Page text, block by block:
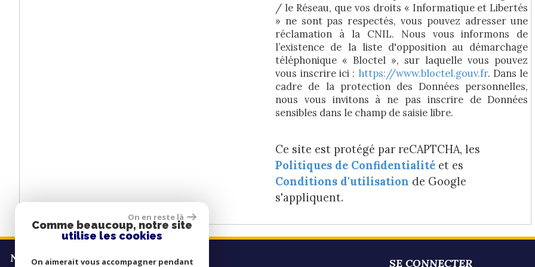
/ le Réseau, que vos droits « Informatique et Libertés
» ne sont pas respectés, vous pouvez adresser une
réclamation à la CNIL. Nous vous informons de
l’existence de la liste d'opposition au démarchage
téléphonique « Bloctel », sur laquelle vous pouvez
vous inscrire ici : https://www.bloctel.gouv.fr. Dans le
cadre de la protection des Données personnelles,
nous vous invitons à ne pas inscrire de Données
sensibles dans le champ de saisie libre.
Ce site est protégé par reCAPTCHA, les
Politiques de Confidentialité et es
Conditions d'utilisation de Google
s'appliquent.
NOS COORDONNÉES SE CONNECTER
On en reste là
Comme beaucoup, notre site
utilise les cookies
On aimerait vous accompagner pendant